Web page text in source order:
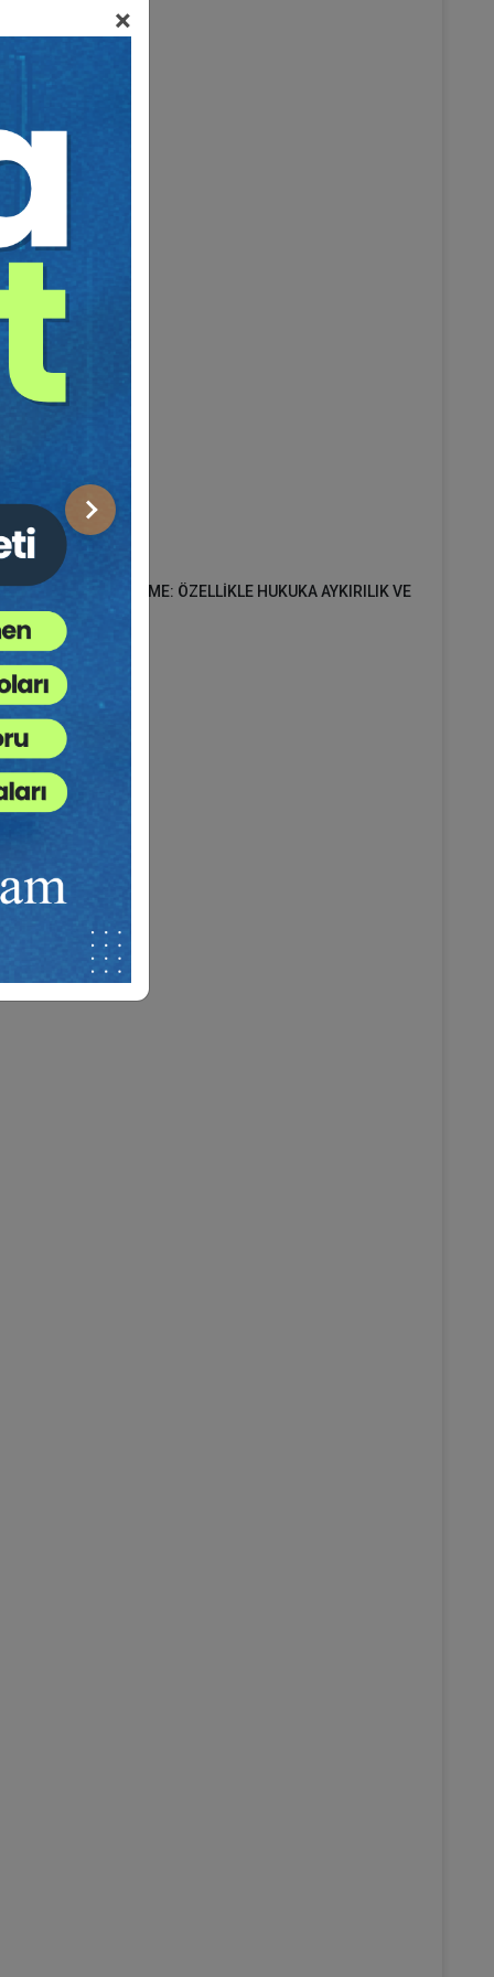
×
Sonraki
49
BİR DEĞERLENDİRME: ÖZELLİKLE HUKUKA AYKIRILIK VE